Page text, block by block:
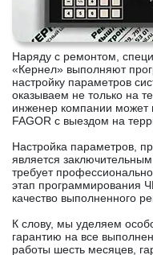
Наряду с ремонтом,
«Кернел» выполняют
настройку параметров
оказываем не только на
инженер компании
FAGOR с выездом на
Настройка параметров,
является
требует
этап программирования
качество выполненного
К слову, мы уделяем
гарантию на все
работы шесть месяцев,